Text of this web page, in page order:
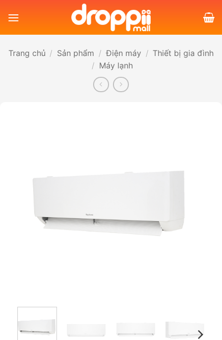
qua
Trang chủ / Sản phẩm / Điện máy / Thiết bị gia đình
/ Máy lạnh